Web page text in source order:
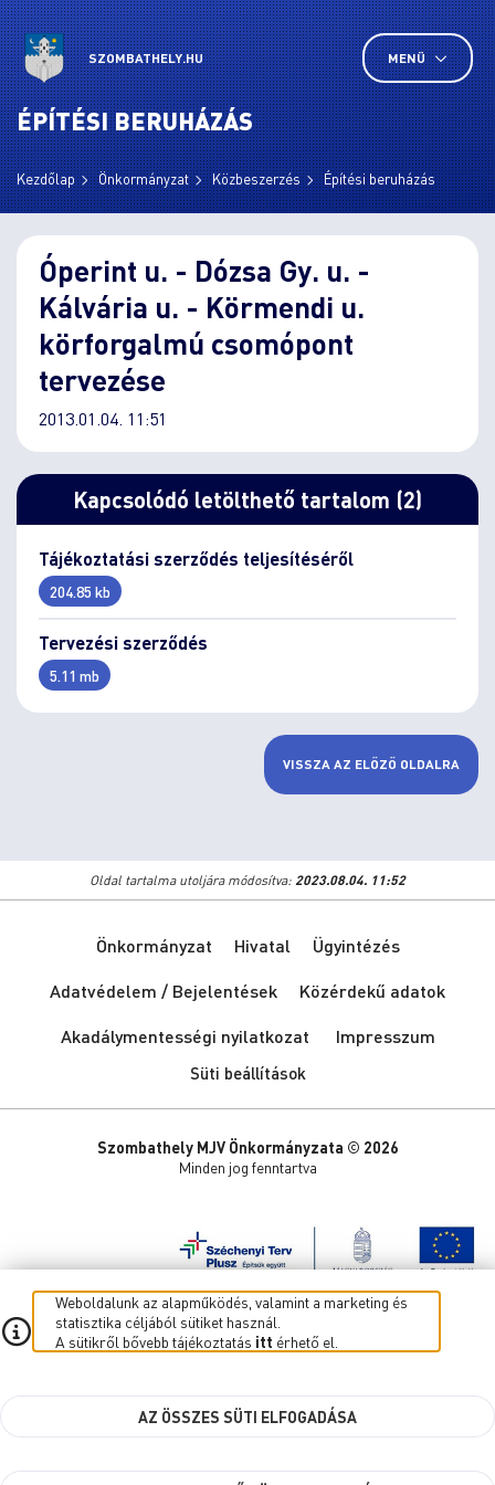
SZOMBATHELY.HU MENÜ
ÉPÍTÉSI BERUHÁZÁS
Kezdőlap Önkormányzat Közbeszerzés Építési beruházás
Óperint u. - Dózsa Gy. u. -
Kálvária u. - Körmendi u.
körforgalmú csomópont
tervezése
2013.01.04. 11:51
Kapcsolódó letölthető tartalom (2)
Tájékoztatási szerződés teljesítéséről
204.85 kb
Tervezési szerződés
5.11 mb
VISSZA AZ ELŐZŐ OLDALRA
Oldal tartalma utoljára módosítva: 2023.08.04. 11:52
Önkormányzat Hivatal
Ügyintézés
Adatvédelem / Bejelentések
Közérdekű adatok
Akadálymentességi nyilatkozat
Impresszum
Süti beállítások
Szombathely MJV Önkormányzata © 2026
Minden jog fenntartva
Weboldalunk az alapműködés, valamint a marketing és
statisztika céljából sütiket használ.
A sütikről bővebb tájékoztatás itt érhető el.
AZ ÖSSZES SÜTI ELFOGADÁSA